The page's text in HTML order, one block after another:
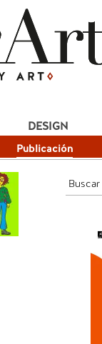
Publicación
DESIGN